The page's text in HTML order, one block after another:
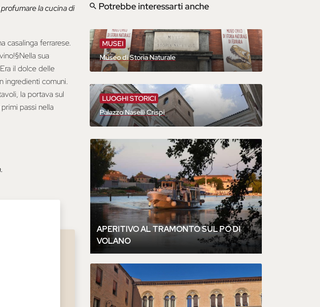
la cucina di
casalinga ferrarese.
sua
il dolce delle
ingredienti comuni.
la portava sul
passi nella
Potrebbe interessarti anche
MUSEI
Museo di Storia Naturale
LUOGHI STORICI
Palazzo Naselli Crispi